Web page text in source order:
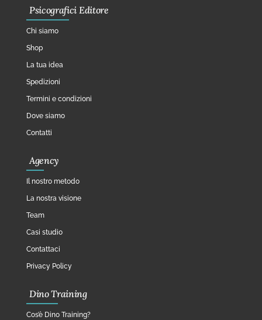
Psicografici Editore
Chi siamo
Shop
La tua idea
Spedizioni
Termini e condizioni
Dove siamo
Contatti
Agency
Il nostro metodo
La nostra visione
Team
Casi studio
Contattaci
Privacy Policy
Dino Training
Cos’è Dino Training?